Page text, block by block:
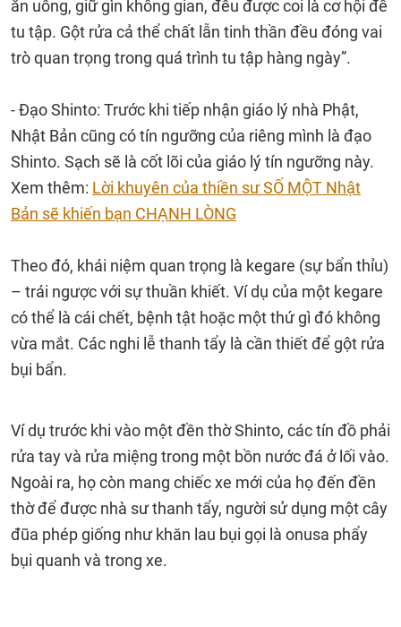
ăn uống, giữ gìn không gian, đều được coi là cơ hội để
tu tập. Gột rửa cả thể chất lẫn tinh thần đều đóng vai
trò quan trọng trong quá trình tu tập hàng ngày”.
- Đạo Shinto: Trước khi tiếp nhận giáo lý nhà Phật,
Nhật Bản cũng có tín ngưỡng của riêng mình là đạo
Shinto. Sạch sẽ là cốt lõi của giáo lý tín ngưỡng này.
Xem thêm: Lời khuyên của thiền sư SỐ MỘT Nhật
Bản sẽ khiến bạn CHẠNH LÒNG
Theo đó, khái niệm quan trọng là kegare (sự bẩn thỉu)
– trái ngược với sự thuần khiết. Ví dụ của một kegare
có thể là cái chết, bệnh tật hoặc một thứ gì đó không
vừa mắt. Các nghi lễ thanh tẩy là cần thiết để gột rửa
bụi bẩn.
Ví dụ trước khi vào một đền thờ Shinto, các tín đồ phải
rửa tay và rửa miệng trong một bồn nước đá ở lối vào.
Ngoài ra, họ còn mang chiếc xe mới của họ đến đền
thờ để được nhà sư thanh tẩy, người sử dụng một cây
đũa phép giống như khăn lau bụi gọi là onusa phẩy
bụi quanh và trong xe.